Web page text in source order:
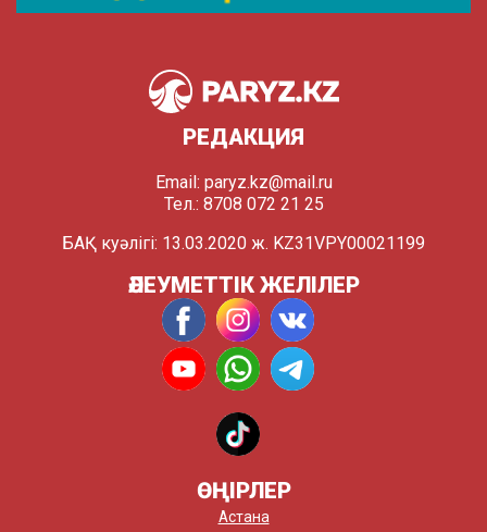
РЕДАКЦИЯ
Email: paryz.kz@mail.ru
Тел.: 8708 072 21 25
БАҚ куәлігі: 13.03.2020 ж. KZ31VPY00021199
ӘЛЕУМЕТТІК ЖЕЛІЛЕР
ӨҢІРЛЕР
Астана